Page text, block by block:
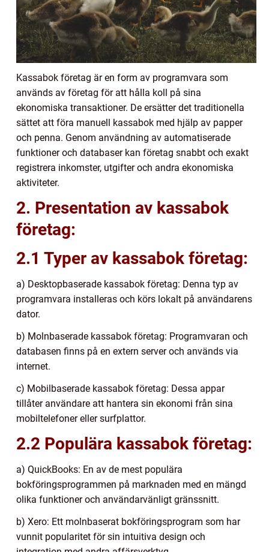
Kassabok företag är en form av programvara som
används av företag för att hålla koll på sina
ekonomiska transaktioner. De ersätter det traditionella
sättet att föra manuell kassabok med hjälp av papper
och penna. Genom användning av automatiserade
funktioner och databaser kan företag snabbt och exakt
registrera inkomster, utgifter och andra ekonomiska
aktiviteter.
2. Presentation av kassabok
företag:
2.1 Typer av kassabok företag:
a) Desktopbaserade kassabok företag: Denna typ av
programvara installeras och körs lokalt på användarens
dator.
b) Molnbaserade kassabok företag: Programvaran och
databasen finns på en extern server och används via
internet.
c) Mobilbaserade kassabok företag: Dessa appar
tillåter användare att hantera sin ekonomi från sina
mobiltelefoner eller surfplattor.
2.2 Populära kassabok företag:
a) QuickBooks: En av de mest populära
bokföringsprogrammen på marknaden med en mängd
olika funktioner och användarvänligt gränssnitt.
b) Xero: Ett molnbaserat bokföringsprogram som har
vunnit popularitet för sin intuitiva design och